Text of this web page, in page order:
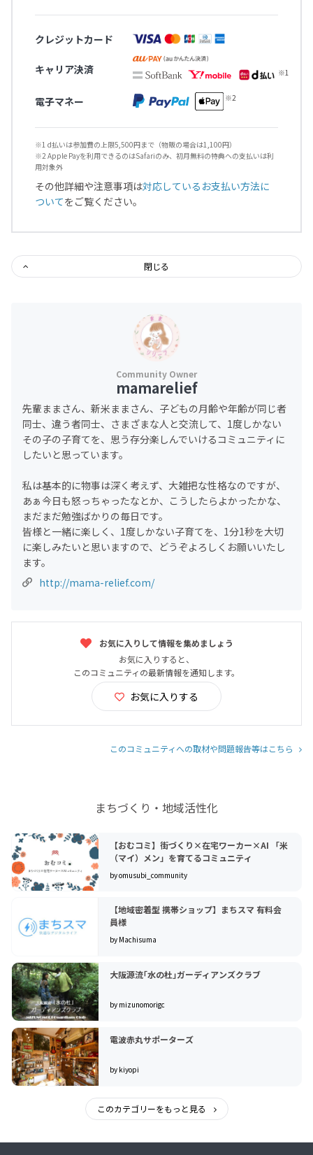
クレジットカード
キャリア決済
電子マネー
※1 d払いは参加費の上限5,500円まで（物販の場合は1,100円）
※2 Apple Payを利用できるのはSafariのみ、初月無料の特典への支払いは利
用対象外
その他詳細や注意事項は対応しているお支払い方法に
ついてをご覧ください。
閉じる
mamarelief
先輩ままさん、新米ままさん、子どもの月齢や年齢が同じ者
同士、違う者同士、さまざまな人と交流して、1度しかない
その子の子育てを、思う存分楽しんでいけるコミュニティに
したいと思っています。
私は基本的に物事は深く考えず、大雑把な性格なのですが、
あぁ今日も怒っちゃったなとか、こうしたらよかったかな、
まだまだ勉強ばかりの毎日です。
皆様と一緒に楽しく、1度しかない子育てを、1分1秒を大切
に楽しみたいと思いますので、どうぞよろしくお願いいたし
ます。
http://mama-relief.com/
お気に入りして情報を集めましょう
お気に入りすると、
このコミュニティの最新情報を通知します。
お気に入りする
このコミュニティへの取材や問題報告等はこちら
まちづくり・地域活性化
【おむコミ】街づくり×在宅ワーカー×AI 「米
（マイ）メン」を育てるコミュニティ
by omusubi_community
【地域密着型 携帯ショップ】まちスマ 有料会
員様
by Machisuma
大阪源流｢水の杜｣ガーディアンズクラブ
by mizunomorigc
電波赤丸サポーターズ
by kiyopi
このカテゴリーをもっと見る